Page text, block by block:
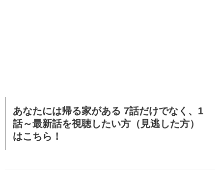
あなたには帰る家がある 7話だけでなく、1
話～最新話を視聴したい方（見逃した方）
はこちら！